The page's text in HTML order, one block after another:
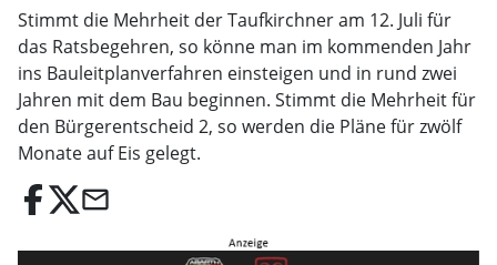
Stimmt die Mehrheit der Taufkirchner am 12. Juli für
das Ratsbegehren, so könne man im kommenden Jahr
ins Bauleitplanverfahren einsteigen und in rund zwei
Jahren mit dem Bau beginnen. Stimmt die Mehrheit für
den Bürgerentscheid 2, so werden die Pläne für zwölf
Monate auf Eis gelegt.
email